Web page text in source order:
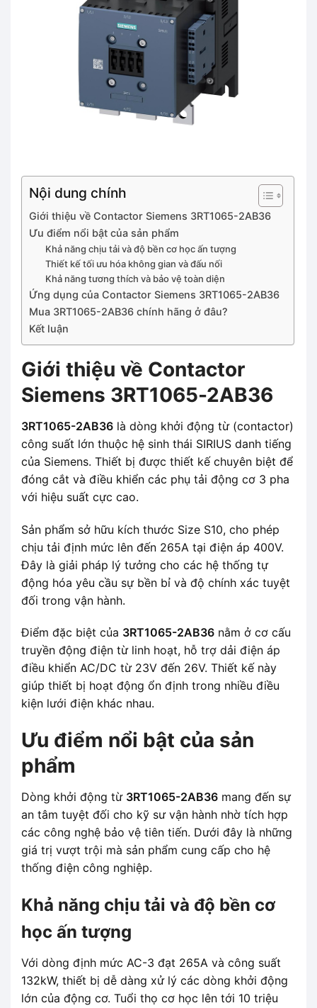
Nội dung chính
Giới thiệu về Contactor Siemens 3RT1065-2AB36
Ưu điểm nổi bật của sản phẩm
Khả năng chịu tải và độ bền cơ học ấn tượng
Thiết kế tối ưu hóa không gian và đấu nối
Khả năng tương thích và bảo vệ toàn diện
Ứng dụng của Contactor Siemens 3RT1065-2AB36
Mua 3RT1065-2AB36 chính hãng ở đâu?
Kết luận
Giới thiệu về Contactor
Siemens 3RT1065-2AB36
3RT1065-2AB36 là dòng khởi động từ (contactor)
công suất lớn thuộc hệ sinh thái SIRIUS danh tiếng
của Siemens. Thiết bị được thiết kế chuyên biệt để
đóng cắt và điều khiển các phụ tải động cơ 3 pha
với hiệu suất cực cao.
Sản phẩm sở hữu kích thước Size S10, cho phép
chịu tải định mức lên đến 265A tại điện áp 400V.
Đây là giải pháp lý tưởng cho các hệ thống tự
động hóa yêu cầu sự bền bỉ và độ chính xác tuyệt
đối trong vận hành.
Điểm đặc biệt của 3RT1065-2AB36 nằm ở cơ cấu
truyền động điện từ linh hoạt, hỗ trợ dải điện áp
điều khiển AC/DC từ 23V đến 26V. Thiết kế này
giúp thiết bị hoạt động ổn định trong nhiều điều
kiện lưới điện khác nhau.
Ưu điểm nổi bật của sản
phẩm
Dòng khởi động từ 3RT1065-2AB36 mang đến sự
an tâm tuyệt đối cho kỹ sư vận hành nhờ tích hợp
các công nghệ bảo vệ tiên tiến. Dưới đây là những
giá trị vượt trội mà sản phẩm cung cấp cho hệ
thống điện công nghiệp.
Khả năng chịu tải và độ bền cơ
học ấn tượng
Với dòng định mức AC-3 đạt 265A và công suất
132kW, thiết bị dễ dàng xử lý các dòng khởi động
lớn của động cơ. Tuổi thọ cơ học lên tới 10 triệu